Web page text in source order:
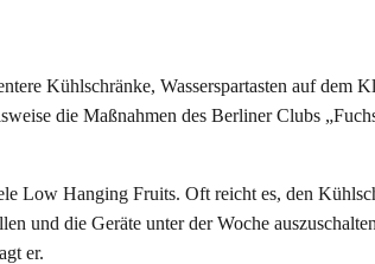
Kühlschränke, Wasserspartasten auf dem
die Maßnahmen des Berliner Clubs
Low Hanging Fruits. Oft reicht es, den
und die Geräte unter der Woche
er.